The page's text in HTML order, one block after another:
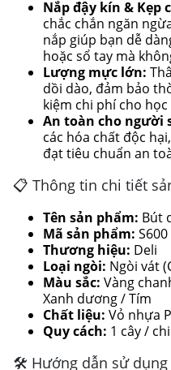
Nắp đậy kín & Kẹp
chắc chắn ngăn
nắp giúp bạn dễ
hoặc sổ tay mà
Lượng mực lớn:
dồi dào, đảm bảo
kiệm chi phí cho
An toàn cho người
các hóa chất độc
đạt tiêu chuẩn an
📋 Thông tin chi tiết
Tên sản phẩm: Bút
Mã sản phẩm: S600
Thương hiệu: Deli
Loại ngòi: Ngòi vát
Màu sắc: Vàng
Xanh dương / Tím
Chất liệu: Vỏ nhựa
Quy cách: 1 cây /
🛠 Hướng dẫn sử dụng